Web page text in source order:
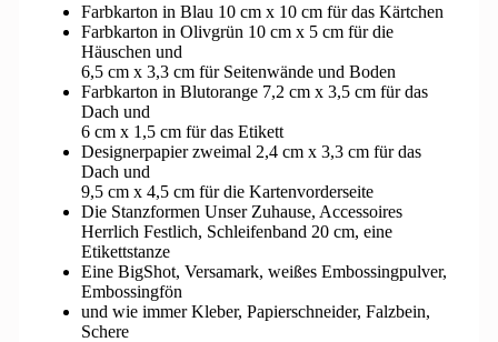
Farbkarton in Blau 10 cm x 10 cm für das Kärtchen
Farbkarton in Olivgrün 10 cm x 5 cm für die
Häuschen und
6,5 cm x 3,3 cm für Seitenwände und Boden
Farbkarton in Blutorange 7,2 cm x 3,5 cm für das
Dach und
6 cm x 1,5 cm für das Etikett
Designerpapier zweimal 2,4 cm x 3,3 cm für das
Dach und
9,5 cm x 4,5 cm für die Kartenvorderseite
Die Stanzformen Unser Zuhause, Accessoires
Herrlich Festlich, Schleifenband 20 cm, eine
Etikettstanze
Eine BigShot, Versamark, weißes Embossingpulver,
Embossingfön
und wie immer Kleber, Papierschneider, Falzbein,
Schere